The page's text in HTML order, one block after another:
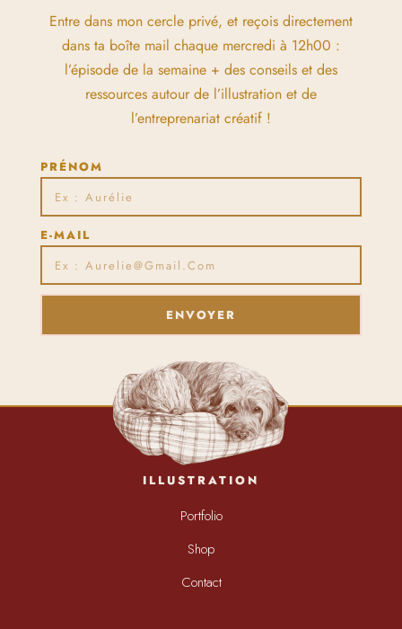
Entre dans mon cercle privé, et reçois directement
dans ta boîte mail chaque mercredi à 12h00 :
l’épisode de la semaine + des conseils et des
ressources autour de l’illustration et de
l’entreprenariat créatif !
PRÉNOM
E-MAIL
ENVOYER
ILLUSTRATION
Portfolio
Shop
Contact